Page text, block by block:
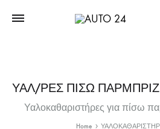
ΥΑΛ/ΡΕΣ ΠΙΣΩ ΠΑΡΜΠΡΙΖ
Υαλοκαθαριστήρες για πίσω
Home